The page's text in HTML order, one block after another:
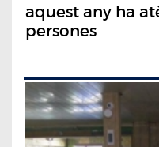
aquest any ha
persones